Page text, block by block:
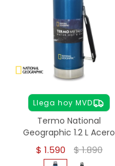
Llega hoy MVD
Termo National
Geographic 1.2 L Acero
Inoxidable - AZUL
$ 1.590 $1.890